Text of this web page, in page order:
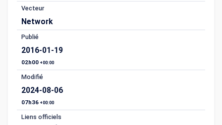
Vecteur
Network
Publié
2016-01-19
02h00 +00:00
Modifié
2024-08-06
07h36 +00:00
Liens officiels